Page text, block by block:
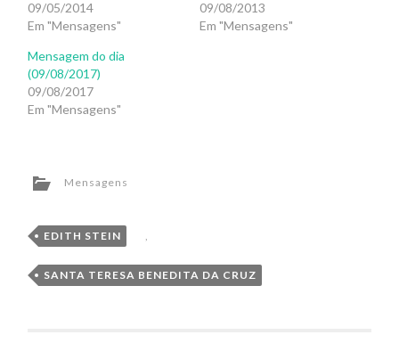
09/05/2014
Em "Mensagens"
09/08/2013
Em "Mensagens"
Mensagem do dia
(09/08/2017)
09/08/2017
Em "Mensagens"
Mensagens
EDITH STEIN ,
SANTA TERESA BENEDITA DA CRUZ